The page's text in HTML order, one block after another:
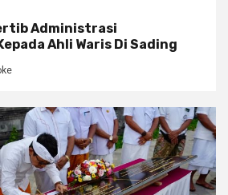
Administrasi
Ahli Waris Di Sading